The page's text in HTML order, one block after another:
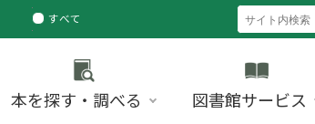
すべて
ページ
本を探す・調べる 図書館サービス